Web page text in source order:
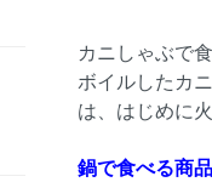
カニしゃぶで
ボイルしたカ
は、はじめに
鍋で食べる商